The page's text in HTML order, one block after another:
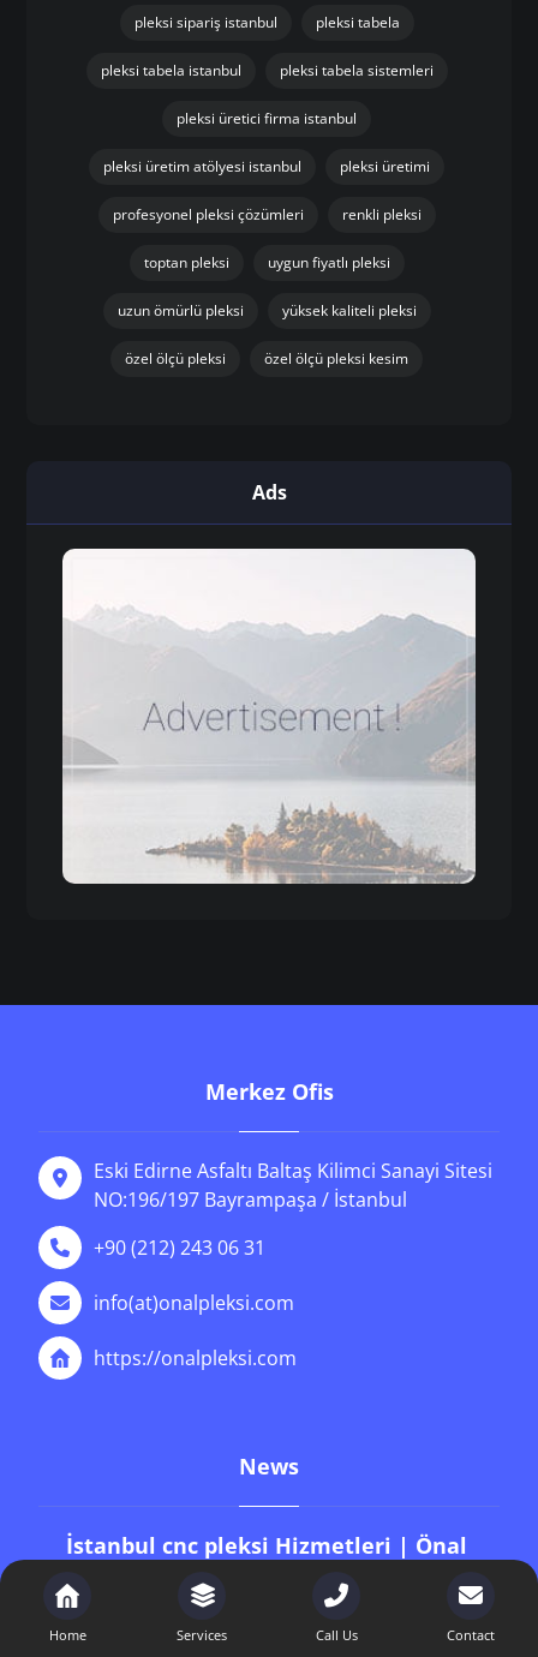
pleksi sipariş istanbul pleksi tabela
pleksi tabela istanbul pleksi tabela sistemleri
pleksi üretici firma istanbul
pleksi üretim atölyesi istanbul pleksi üretimi
profesyonel pleksi çözümleri renkli pleksi
toptan pleksi uygun fiyatlı pleksi
uzun ömürlü pleksi yüksek kaliteli pleksi
özel ölçü pleksi özel ölçü pleksi kesim
Ads
Merkez Ofis
Eski Edirne Asfaltı Baltaş Kilimci Sanayi Sitesi
NO:196/197 Bayrampaşa / İstanbul
+90 (212) 243 06 31
info(at)onalpleksi.com
https://onalpleksi.com
News
İstanbul cnc pleksi Hizmetleri | Önal
Home Services Call Us Contact